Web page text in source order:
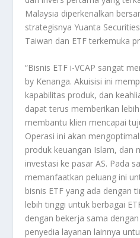
Malaysia diperkenalkan
strategisnya Yuanta
Taiwan dan ETF terkemuka
“Bisnis ETF i-VCAP sangat
by Kenanga. Akuisisi ini
kapabilitas produk, dan
dapat terus memberikan
membantu klien mencapai
Operasi ini akan
produk keuangan Islam, dan
investasi ke pasar AS. Pada
memanfaatkan peluang ini
bisnis ETF yang ada dengan
lebih tinggi untuk berbagai
dengan bekerja sama
penyedia layanan lainnya